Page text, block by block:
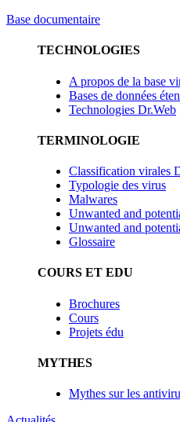
Base documentaire
TECHNOLOGIES
A propos de la base
Bases de données
Technologies Dr.Web
TERMINOLOGIE
Classification virales
Typologie des virus
Malwares
Unwanted and
Unwanted and
Glossaire
COURS ET EDU
Brochures
Cours
Projets édu
MYTHES
Mythes sur les